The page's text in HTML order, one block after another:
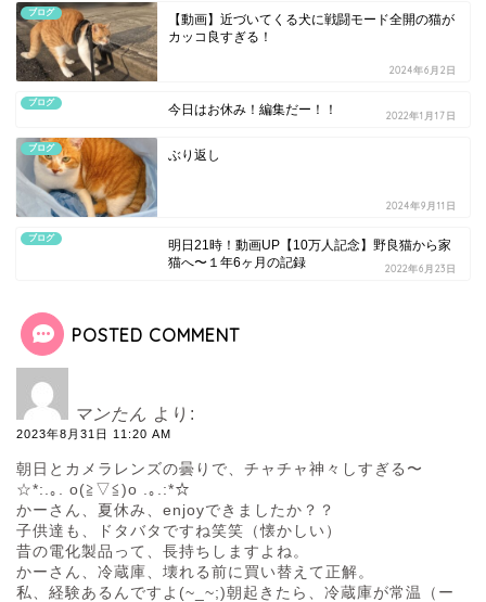
ブログ
【動画】近づいてくる犬に戦闘モード全開の猫が
カッコ良すぎる！
2024年6月2日
ブログ 今日はお休み！編集だー！！ 2022年1月17日
ブログ ぶり返し
2024年9月11日
ブログ
明日21時！動画UP【10万人記念】野良猫から家
猫へ〜１年6ヶ月の記録
2022年6月23日
POSTED COMMENT
マンたん より:
2023年8月31日 11:20 AM
朝日とカメラレンズの曇りで、チャチャ神々しすぎる〜
☆*:.｡. o(≧▽≦)o .｡.:*☆
かーさん、夏休み、enjoyできましたか？？
子供達も、ドタバタですね笑笑（懐かしい）
昔の電化製品って、長持ちしますよね。
かーさん、冷蔵庫、壊れる前に買い替えて正解。
私、経験あるんですよ(~_~;)朝起きたら、冷蔵庫が常温（ー